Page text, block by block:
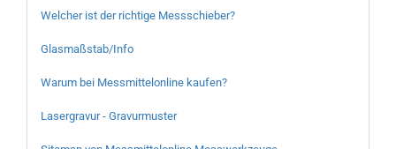
Welcher ist der richtige Messschieber?
Glasmaßstab/Info
Warum bei Messmittelonline kaufen?
Lasergravur - Gravurmuster